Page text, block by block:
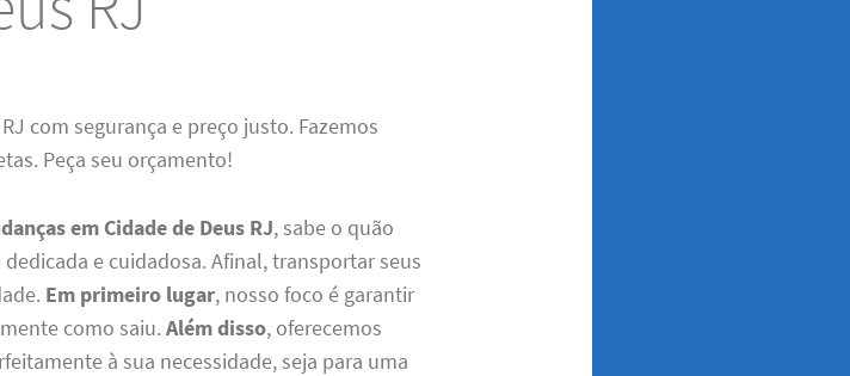
com segurança e preço justo. Fazemos
Peça seu orçamento!
em Cidade de Deus RJ, sabe o quão
e cuidadosa. Afinal, transportar seus
Em primeiro lugar, nosso foco é garantir
como saiu.Além disso, oferecemos
à sua necessidade, seja para uma